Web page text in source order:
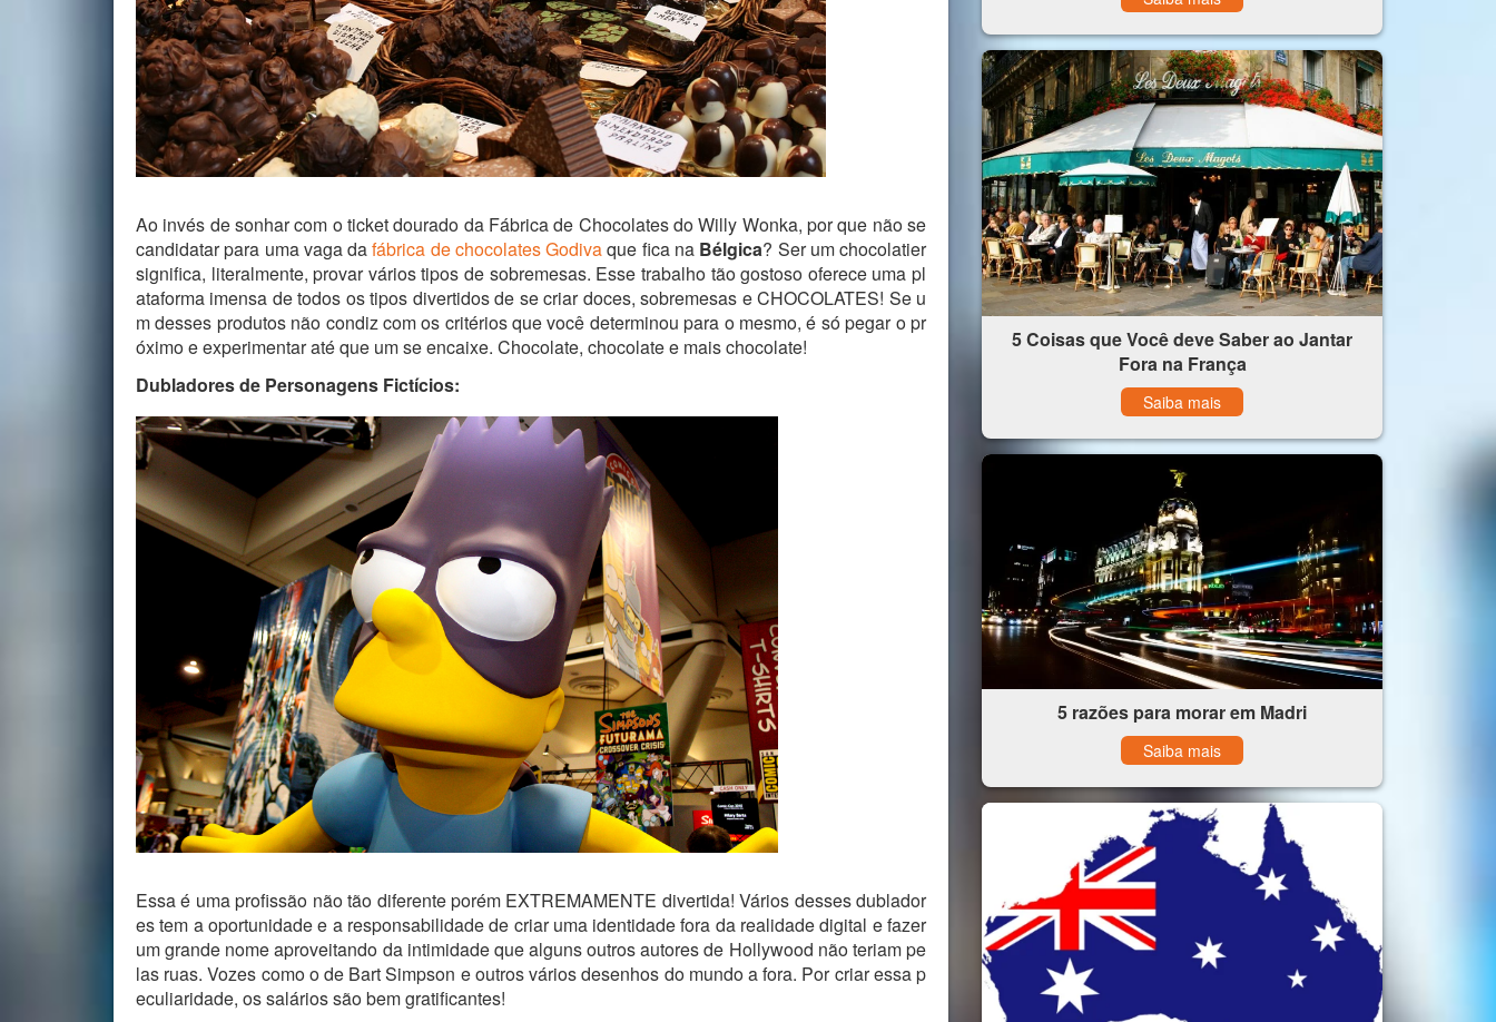
Ao invés de sonhar com o ticket dourado da Fábrica de Chocolates do Willy Wonka, por que não se
candidatar para uma vaga dafábrica de chocolates Godivaque fica na Bélgica? Ser um chocolatier
significa, literalmente, provar vários tipos de sobremesas. Esse trabalho tão gostoso oferece uma pl
ataforma imensa de todos os tipos divertidos de se criar doces, sobremesas e CHOCOLATES! Se u
m desses produtos não condiz com os critérios que você determinou para o mesmo, é só pegar o pr
óximo e experimentar até que um se encaixe. Chocolate, chocolate e mais chocolate!
Dubladores de Personagens Fictícios:
Essa é uma profissão não tão diferente porém EXTREMAMENTE divertida! Vários desses dublador
es tem a oportunidade e a responsabilidade de criar uma identidade fora da realidade digital e fazer
um grande nome aproveitando da intimidade que alguns outros autores de Hollywood não teriam pe
las ruas. Vozes como o de Bart Simpson e outros vários desenhos do mundo a fora. Por criar essa p
eculiaridade, os salários são bem gratificantes!
5 Coisas que Você deve Saber ao Jantar
Fora na França
Saiba mais
5 razões para morar em Madri
Saiba mais